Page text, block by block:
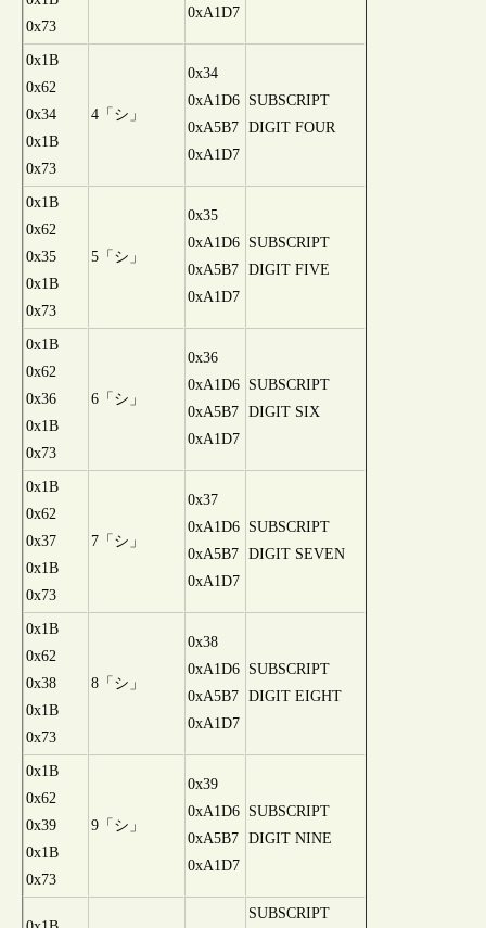
0x73
0xA1D7
0x1B
0x62
0x34
0x1B
0x73
4「シ」
0x34
0xA1D6
0xA5B7
0xA1D7
SUBSCRIPT
DIGIT FOUR
0x1B
0x62
0x35
0x1B
0x73
5「シ」
0x35
0xA1D6
0xA5B7
0xA1D7
SUBSCRIPT
DIGIT FIVE
0x1B
0x62
0x36
0x1B
0x73
6「シ」
0x36
0xA1D6
0xA5B7
0xA1D7
SUBSCRIPT
DIGIT SIX
0x1B
0x62
0x37
0x1B
0x73
7「シ」
0x37
0xA1D6
0xA5B7
0xA1D7
SUBSCRIPT
DIGIT SEVEN
0x1B
0x62
0x38
0x1B
0x73
8「シ」
0x38
0xA1D6
0xA5B7
0xA1D7
SUBSCRIPT
DIGIT EIGHT
0x1B
0x62
0x39
0x1B
0x73
9「シ」
0x39
0xA1D6
0xA5B7
0xA1D7
SUBSCRIPT
DIGIT NINE
SUBSCRIPT